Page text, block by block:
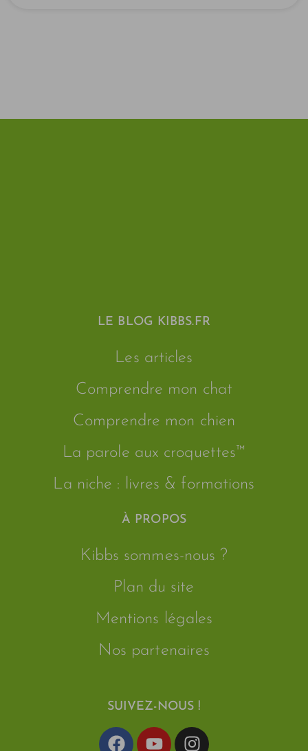
LE BLOG KIBBS.FR
Les articles
Comprendre mon chat
Comprendre mon chien
La parole aux croquettes™
La niche : livres & formations
À PROPOS
Kibbs sommes-nous ?
Plan du site
Mentions légales
Nos partenaires
SUIVEZ-NOUS !